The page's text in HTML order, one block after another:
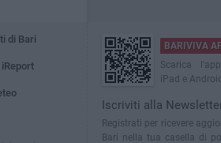
di Bari
BARIVIVA
Scarica
iPad e
Iscriviti alla
Registrati per ricevere
Bari nella tua casella di